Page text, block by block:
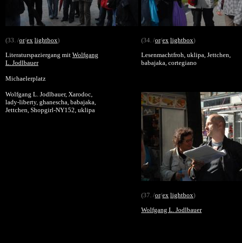
(33. /or/ex lightbox)
Literaturspaziergang mit Wolfgang
L. Jodlbauer
Michaelerplatz
Wolfgang L. Jodlbauer, Xarodoc,
lady-liberty, ghanescha, babajaka,
Jettchen, Shopgirl-NY152, uklipa
(34. /or/ex lightbox)
Lesenmachtfroh, uklipa, Jettchen,
babajaka, cortegiano
(37. /or/ex lightbox)
Wolfgang L. Jodlbauer